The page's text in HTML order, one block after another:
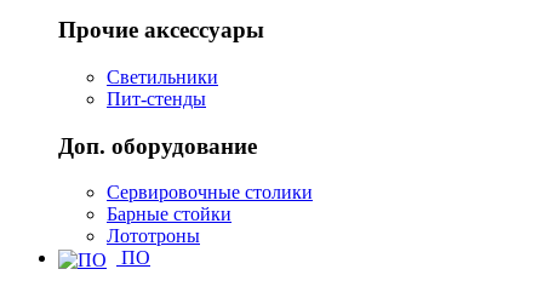
Прочие аксессуары
Светильники
Пит-стенды
Доп. оборудование
Сервировочные столики
Барные стойки
Лототроны
ПО